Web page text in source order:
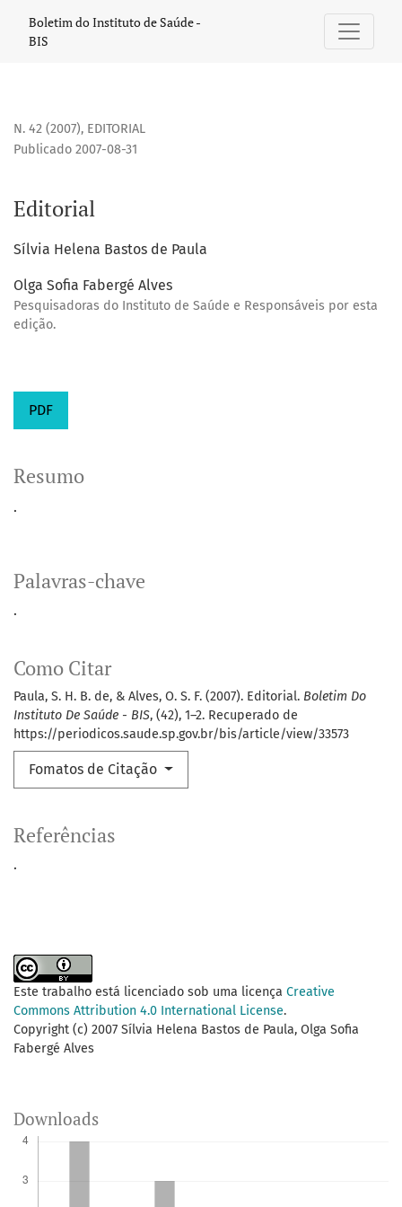
Boletim do Instituto de Saúde -
BIS
N. 42 (2007), EDITORIAL
Editorial
Publicado 2007-08-31
Sílvia Helena Bastos de Paula
Olga Sofia Fabergé Alves
Pesquisadoras do Instituto de Saúde e Responsáveis por esta
edição.
PDF
Palavras-chave
.
Como Citar
Paula, S. H. B. de, & Alves, O. S. F. (2007). Editorial. Boletim Do
Instituto De Saúde - BIS, (42), 1–2. Recuperado de
https://periodicos.saude.sp.gov.br/bis/article/view/33573
Fomatos de Citação
Resumo
.
Referências
.
Este trabalho está licenciado sob uma licença Creative
Commons Attribution 4.0 International License.
Copyright (c) 2007 Sílvia Helena Bastos de Paula, Olga Sofia
Fabergé Alves
Downloads